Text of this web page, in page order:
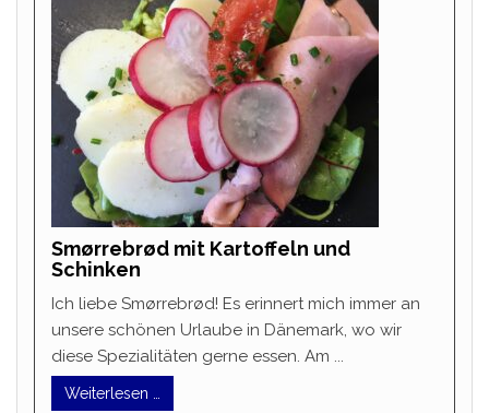
Smørrebrød mit Kartoffeln und
Schinken
Ich liebe Smørrebrød! Es erinnert mich immer an
unsere schönen Urlaube in Dänemark, wo wir
diese Spezialitäten gerne essen. Am ...
Weiterlesen …